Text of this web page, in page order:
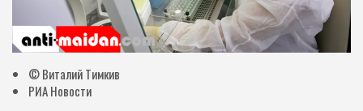
© Виталий Тимкив
РИА Новости